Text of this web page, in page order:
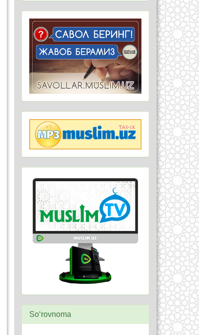
So‘rovnoma